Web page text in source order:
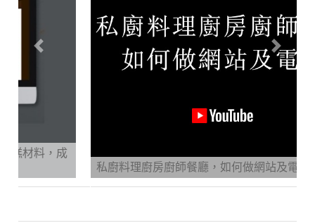
私廚料理廚房廚師餐廳，如何做網站及電商
Previous Next